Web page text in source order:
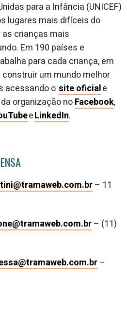
para a Infância (UNICEF)
lugares mais difíceis do
as crianças mais
Em 190 países e
para cada criança, em
um mundo melhor
acessando o site oficiale
organização noFacebook,
eLinkedIn.
– 11
– (11)
–